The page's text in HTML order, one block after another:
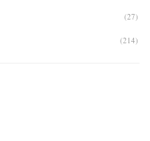
(27)
(214)